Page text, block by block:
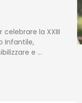
celebrare la XXIII
Infantile,
e …